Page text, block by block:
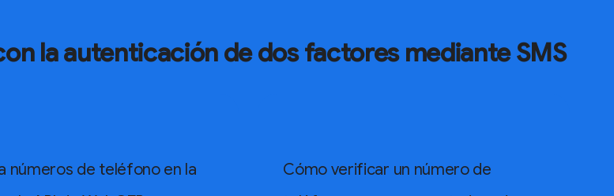
la autenticación de dos factores mediante SMS
números de teléfono en la
Cómo verificar un número de